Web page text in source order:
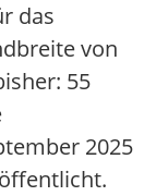
das
von
55
2025